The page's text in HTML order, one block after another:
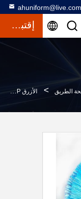
ahuniform@live.com
إقتباس
الطريق > الأزرق PP الألياف البلاستيكية الدوارة الجانب المكنسة الطريق المكنسة الفرشاة